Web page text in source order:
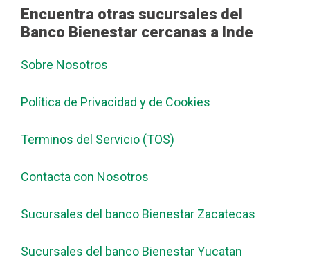
Encuentra otras sucursales del
Banco Bienestar cercanas a Inde
Sobre Nosotros
Política de Privacidad y de Cookies
Terminos del Servicio (TOS)
Contacta con Nosotros
Sucursales del banco Bienestar Zacatecas
Sucursales del banco Bienestar Yucatan